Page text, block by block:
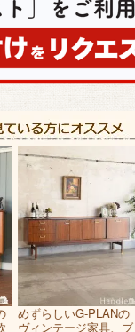
めずらしいG-PLANの
ヴィンテージ家具、ブ